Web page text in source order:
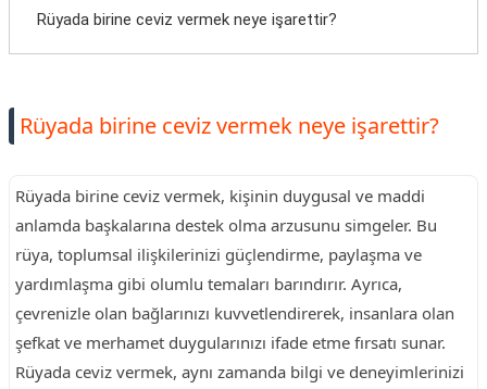
Rüyada birine ceviz vermek neye işarettir?
Rüyada birine ceviz vermek neye işarettir?
Rüyada birine ceviz vermek, kişinin duygusal ve maddi
anlamda başkalarına destek olma arzusunu simgeler. Bu
rüya, toplumsal ilişkilerinizi güçlendirme, paylaşma ve
yardımlaşma gibi olumlu temaları barındırır. Ayrıca,
çevrenizle olan bağlarınızı kuvvetlendirerek, insanlara olan
şefkat ve merhamet duygularınızı ifade etme fırsatı sunar.
Rüyada ceviz vermek, aynı zamanda bilgi ve deneyimlerinizi